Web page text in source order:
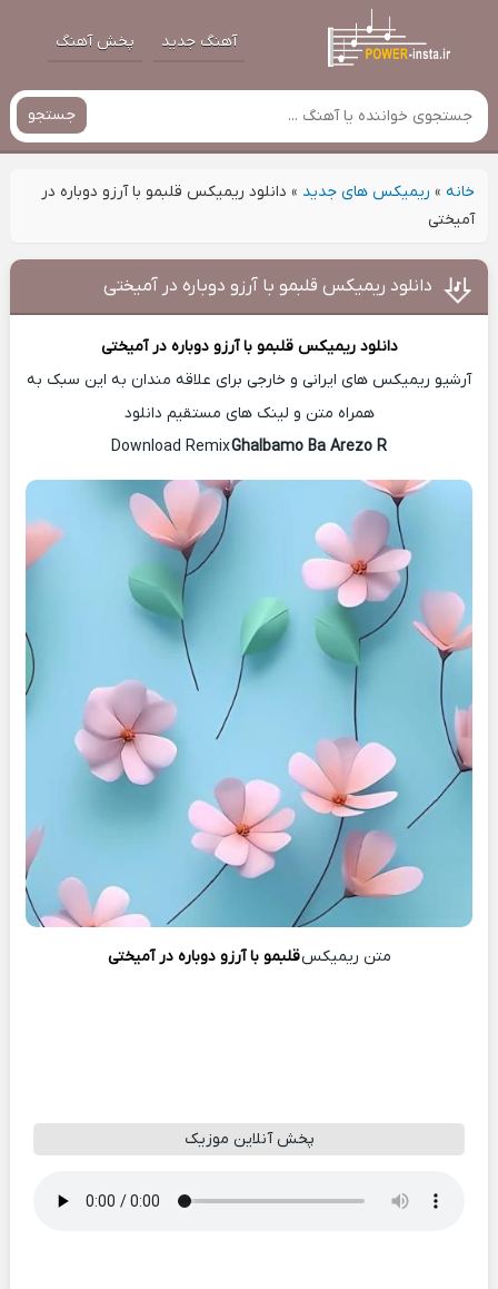
آهنگ جدید پخش آهنگ
جستجو
خانه» ریمیکس های جدید » دانلود ریمیکس قلبمو با آرزو دوباره در
آمیختی
دانلود ریمیکس قلبمو با آرزو دوباره در آمیختی
دانلود ریمیکس قلبمو با آرزو دوباره در آمیختی
آرشیو ریمیکس های ایرانی و خارجی برای علاقه مندان به این سبک به
همراه متن و لینک های مستقیم دانلود
Download Remix
Ghalbamo Ba Arezo R
متن ریمیکسقلبمو با آرزو دوباره در آمیختی
پخش آنلاین موزیک